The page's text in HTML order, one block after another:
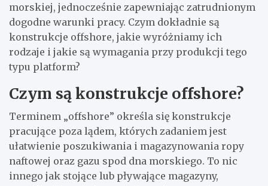
morskiej, jednocześnie zapewniając zatrudnionym
dogodne warunki pracy. Czym dokładnie są
konstrukcje offshore, jakie wyróżniamy ich
rodzaje i jakie są wymagania przy produkcji tego
typu platform?
Czym są konstrukcje offshore?
Terminem „offshore” określa się konstrukcje
pracujące poza lądem, których zadaniem jest
ułatwienie poszukiwania i magazynowania ropy
naftowej oraz gazu spod dna morskiego. To nic
innego jak stojące lub pływające magazyny,